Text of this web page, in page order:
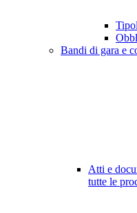
Bandi di gara e
Atti e
tutte le